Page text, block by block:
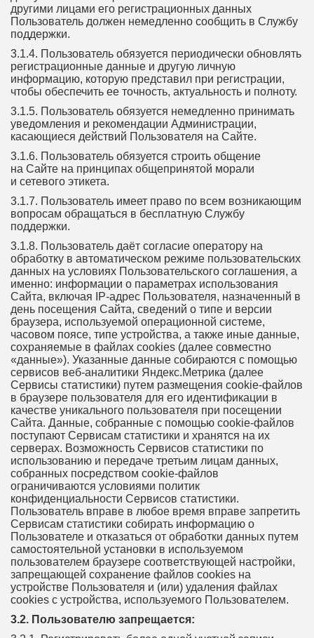
другими лицами его регистрационных данных
Пользователь должен немедленно сообщить в Службу
поддержки.
3.1.4. Пользователь обязуется периодически обновлять
регистрационные данные и другую личную
информацию, которую представил при регистрации,
чтобы обеспечить ее точность, актуальность и полноту.
3.1.5. Пользователь обязуется немедленно принимать
уведомления и рекомендации Администрации,
касающиеся действий Пользователя на Сайте.
3.1.6. Пользователь обязуется строить общение
на Сайте на принципах общепринятой морали
и сетевого этикета.
3.1.7. Пользователь имеет право по всем возникающим
вопросам обращаться в бесплатную Службу
поддержки.
3.1.8. Пользователь даёт согласие оператору на
обработку в автоматическом режиме пользовательских
данных на условиях Пользовательского соглашения, а
именно: информации о параметрах использования
Сайта, включая IP-адрес Пользователя, назначенный в
день посещения Сайта, сведений о типе и версии
браузера, используемой операционной системе,
часовом поясе, типе устройства, а также иные данные,
сохраняемые в файлах cookies (далее совместно
«данные»). Указанные данные собираются с помощью
сервисов веб-аналитики Яндекс.Метрика (далее
Сервисы статистики) путем размещения cookie-файлов
в браузере пользователя для его идентификации в
качестве уникального пользователя при посещении
Сайта. Данные, собранные с помощью cookie-файлов
поступают Сервисам статистики и хранятся на их
серверах. Возможность Сервисов статистики по
использованию и передаче третьим лицам данных,
собранных посредством cookie-файлов
ограничиваются условиями политик
конфиденциальности Сервисов статистики.
Пользователь вправе в любое время вправе запретить
Сервисам статистики собирать информацию о
Пользователе и отказаться от обработки данных путем
самостоятельной установки в используемом
пользователем браузере соответствующей настройки,
запрещающей сохранение файлов cookies на
устройстве Пользователя и (или) удаления файлах
cookies с устройства, используемого Пользователем.
3.2. Пользователю запрещается: